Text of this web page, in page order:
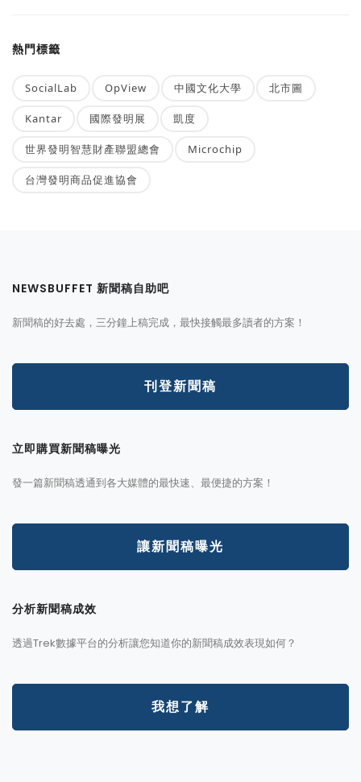
熱門標籤
SocialLab OpView 中國文化大學 北市圖
Kantar 國際發明展 凱度
世界發明智慧財產聯盟總會 Microchip
台灣發明商品促進協會
NEWSBUFFET 新聞稿自助吧
新聞稿的好去處，三分鐘上稿完成，最快接觸最多讀者的方案！
刊登新聞稿
立即購買新聞稿曝光
發一篇新聞稿透通到各大媒體的最快速、最便捷的方案！
讓新聞稿曝光
分析新聞稿成效
透過Trek數據平台的分析讓您知道你的新聞稿成效表現如何？
我想了解